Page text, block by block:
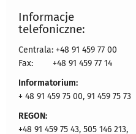
Informacje
telefoniczne:
Centrala: +48 91 459 77 00
Fax:
+48 91 459 77 14
Informatorium:
+ 48 91 459 75 00, 91 459 75 73
REGON:
+48 91 459 75 43, 505 146 213,